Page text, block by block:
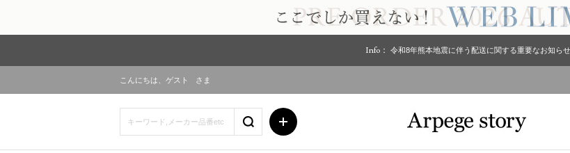
Info： 令和8年熊本地震に伴う配送に関する重要なお知らせ
こんにちは、 ゲスト さま